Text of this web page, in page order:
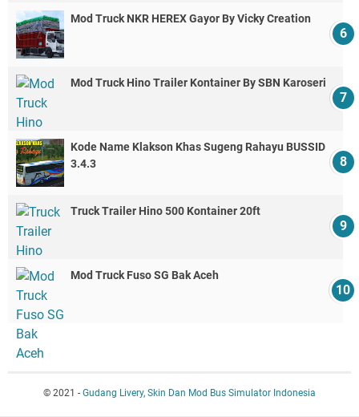
Mod Truck NKR HEREX Gayor By Vicky Creation
Mod Truck Hino Trailer Kontainer By SBN Karoseri
Kode Name Klakson Khas Sugeng Rahayu BUSSID
3.4.3
Truck Trailer Hino 500 Kontainer 20ft
Mod Truck Fuso SG Bak Aceh
© 2021 - Gudang Livery, Skin Dan Mod Bus Simulator Indonesia